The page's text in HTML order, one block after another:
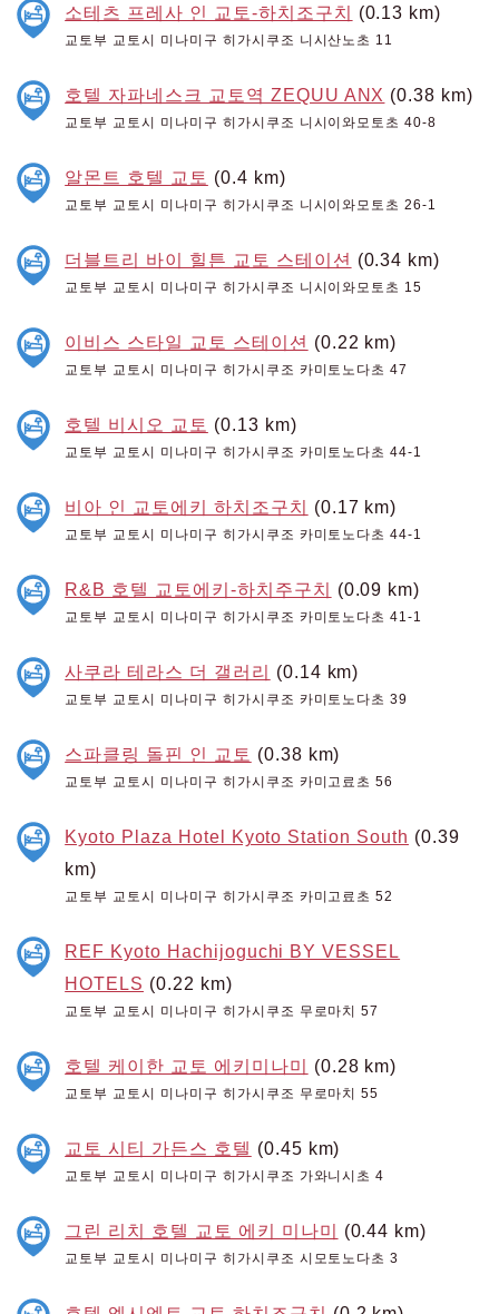
소테츠 프레사 인 교토-하치조구치 (0.13 km)
교토부 교토시 미나미구 히가시쿠조 니시산노초 11
호텔 자파네스크 교토역 ZEQUU ANX (0.38 km)
교토부 교토시 미나미구 히가시쿠조 니시이와모토초 40-8
알몬트 호텔 교토 (0.4 km)
교토부 교토시 미나미구 히가시쿠조 니시이와모토초 26-1
더블트리 바이 힐튼 교토 스테이션 (0.34 km)
교토부 교토시 미나미구 히가시쿠조 니시이와모토초 15
이비스 스타일 교토 스테이션 (0.22 km)
교토부 교토시 미나미구 히가시쿠조 카미토노다초 47
호텔 비시오 교토 (0.13 km)
교토부 교토시 미나미구 히가시쿠조 카미토노다초 44-1
비아 인 교토에키 하치조구치 (0.17 km)
교토부 교토시 미나미구 히가시쿠조 카미토노다초 44-1
R&B 호텔 교토에키-하치주구치 (0.09 km)
교토부 교토시 미나미구 히가시쿠조 카미토노다초 41-1
사쿠라 테라스 더 갤러리 (0.14 km)
교토부 교토시 미나미구 히가시쿠조 카미토노다초 39
스파클링 돌핀 인 교토 (0.38 km)
교토부 교토시 미나미구 히가시쿠조 카미고료초 56
Kyoto Plaza Hotel Kyoto Station South (0.39
km)
교토부 교토시 미나미구 히가시쿠조 카미고료초 52
REF Kyoto Hachijoguchi BY VESSEL
HOTELS (0.22 km)
교토부 교토시 미나미구 히가시쿠조 무로마치 57
호텔 케이한 교토 에키미나미 (0.28 km)
교토부 교토시 미나미구 히가시쿠조 무로마치 55
교토 시티 가든스 호텔 (0.45 km)
교토부 교토시 미나미구 히가시쿠조 가와니시초 4
그린 리치 호텔 교토 에키 미나미 (0.44 km)
교토부 교토시 미나미구 히가시쿠조 시모토노다초 3